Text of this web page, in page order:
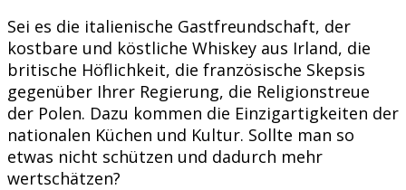
Sei es die italienische Gastfreundschaft, der
kostbare und köstliche Whiskey aus Irland, die
britische Höflichkeit, die französische Skepsis
gegenüber Ihrer Regierung, die Religionstreue
der Polen. Dazu kommen die Einzigartigkeiten der
nationalen Küchen und Kultur. Sollte man so
etwas nicht schützen und dadurch mehr
wertschätzen?